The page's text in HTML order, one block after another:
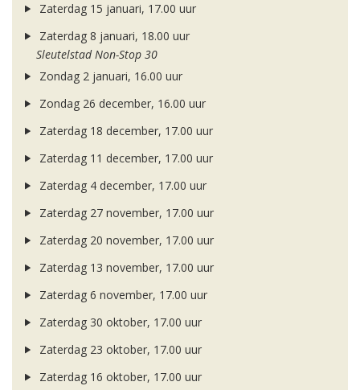
Zaterdag 15 januari, 17.00 uur
Zaterdag 8 januari, 18.00 uur
Sleutelstad Non-Stop 30
Zondag 2 januari, 16.00 uur
Zondag 26 december, 16.00 uur
Zaterdag 18 december, 17.00 uur
Zaterdag 11 december, 17.00 uur
Zaterdag 4 december, 17.00 uur
Zaterdag 27 november, 17.00 uur
Zaterdag 20 november, 17.00 uur
Zaterdag 13 november, 17.00 uur
Zaterdag 6 november, 17.00 uur
Zaterdag 30 oktober, 17.00 uur
Zaterdag 23 oktober, 17.00 uur
Zaterdag 16 oktober, 17.00 uur